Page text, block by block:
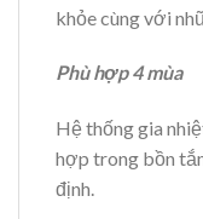
khỏe cùng với
Phù hợp 4 mùa
Hệ thống gia
hợp trong bồn
định.